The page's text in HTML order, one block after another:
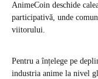
AnimeCoin deschide
participativă, unde
viitorului.
Pentru a înțelege pe
industria anime la nivel